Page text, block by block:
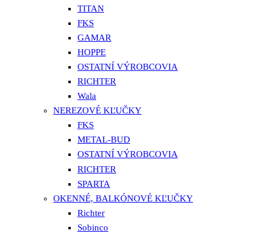
TITAN
FKS
GAMAR
HOPPE
OSTATNÍ VÝROBCOVIA
RICHTER
Wala
NEREZOVÉ KĽUČKY
FKS
METAL-BUD
OSTATNÍ VÝROBCOVIA
RICHTER
SPARTA
OKENNÉ, BALKÓNOVÉ KĽUČKY
Richter
Sobinco